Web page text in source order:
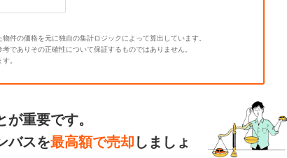
件の価格を元に独自の集計ロジックによって算出しています。
でありその正確性について保証するものではありません。
。
が重要です。
バスを最高額で売却 しましょ